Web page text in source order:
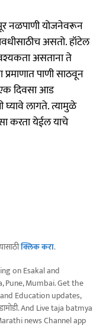
नळपाणी योजनेवरून
असतो. हॉटेल
असताना ते
पाणी साठवून
दिवसा आड
लागते. त्यामुळे
करता येईल याचे
क्लिक करा.
on Esakal and
Pune, Mumbai. Get the
Education updates,
And Live taja batmya
news Channel app